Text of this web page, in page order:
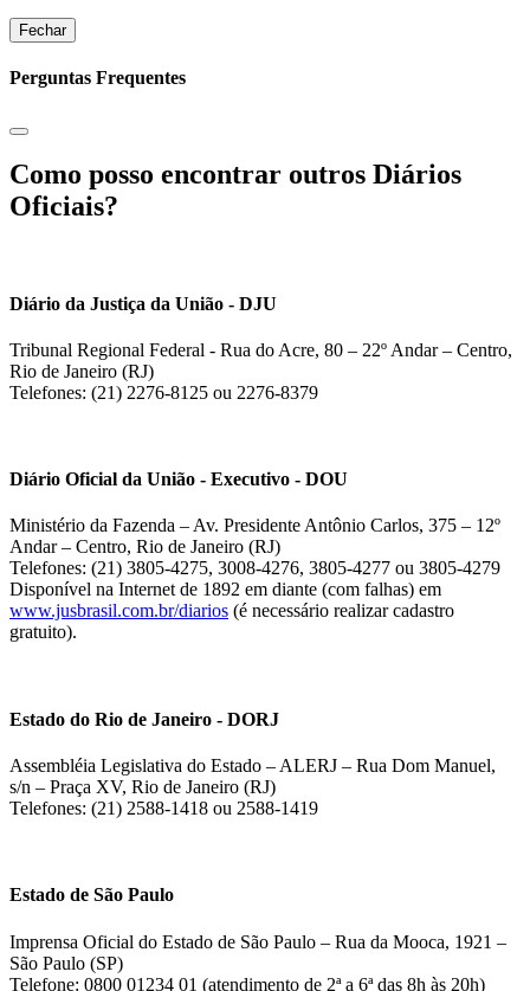
Fechar
Perguntas Frequentes
Como posso encontrar outros Diários
Oficiais?
Diário da Justiça da União - DJU
Tribunal Regional Federal - Rua do Acre, 80 – 22º Andar – Centro,
Rio de Janeiro (RJ)
Telefones: (21) 2276-8125 ou 2276-8379
Diário Oficial da União - Executivo - DOU
Ministério da Fazenda – Av. Presidente Antônio Carlos, 375 – 12º
Andar – Centro, Rio de Janeiro (RJ)
Telefones: (21) 3805-4275, 3008-4276, 3805-4277 ou 3805-4279
Disponível na Internet de 1892 em diante (com falhas) em
www.jusbrasil.com.br/diarios (é necessário realizar cadastro
gratuito).
Estado do Rio de Janeiro - DORJ
Assembléia Legislativa do Estado – ALERJ – Rua Dom Manuel,
s/n – Praça XV, Rio de Janeiro (RJ)
Telefones: (21) 2588-1418 ou 2588-1419
Estado de São Paulo
Imprensa Oficial do Estado de São Paulo – Rua da Mooca, 1921 –
São Paulo (SP)
Telefone: 0800 01234 01 (atendimento de 2ª a 6ª das 8h às 20h)